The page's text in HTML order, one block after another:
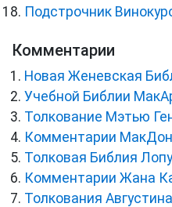
Подстрочник
Комментарии
Новая Женевская
Учебной Библии
Толкование Мэтью
Комментарии
Толковая Библия
Комментарии Жана
Толкования Августина